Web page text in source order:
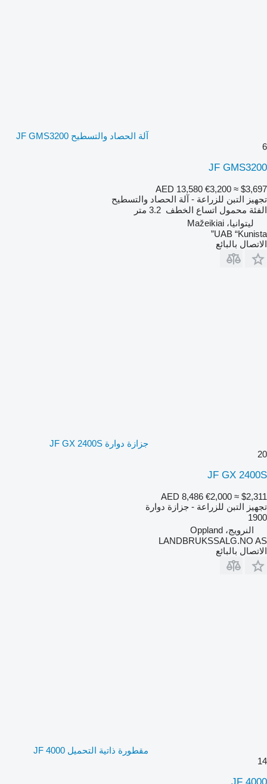
آلة الحصاد والتسطيح JF GMS3200
6
JF GMS3200
AED 13,580 €3,200 ≈ $3,697
تجهيز التبن للزراعة - آلة الحصاد والتسطيح
الفئة محمول اتساع الخطف 3.2 متر
ليتوانيا، Mažeikiai
UAB “Kunista”
الاتصال بالبائع
جزازة دوارة JF GX 2400S
20
JF GX 2400S
AED 8,486 €2,000 ≈ $2,311
تجهيز التبن للزراعة - جزازة دوارة
1900
النرويج، Oppland
LANDBRUKSSALG.NO AS
الاتصال بالبائع
مقطورة ذاتية التحميل JF 4000
14
JF 4000